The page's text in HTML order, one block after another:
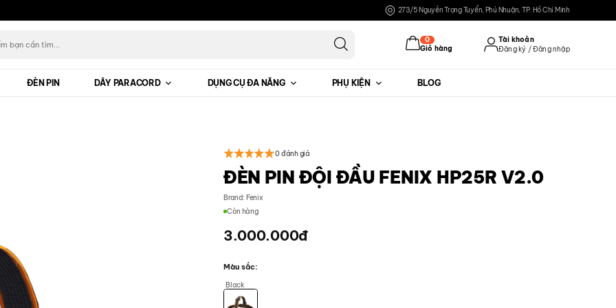
273/5 Nguyễn Trọng Tuyển, Phú Nhuận, TP. Hồ Chí Minh
0
Giỏ hàng
Tài khoản
Đăng ký / Đăng nhập
ĐÈN PIN DÂY PARACORD DỤNG CỤ ĐA NĂNG PHỤ KIỆN BLOG
0 đánh giá
ĐÈN PIN ĐỘI ĐẦU FENIX HP25R V2.0
Brand: Fenix
Còn hàng
3.000.000đ
Màu sắc
Black